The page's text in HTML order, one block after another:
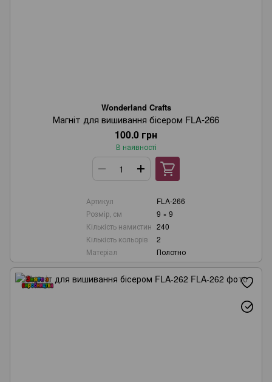
Wonderland Crafts
Магніт для вишивання бісером FLA-266
100.0 грн
В наявності
Артикул
FLA-266
Розмір, см
9 × 9
Кількість намистин 240
Кількість кольорів
2
Матеріал
Полотно